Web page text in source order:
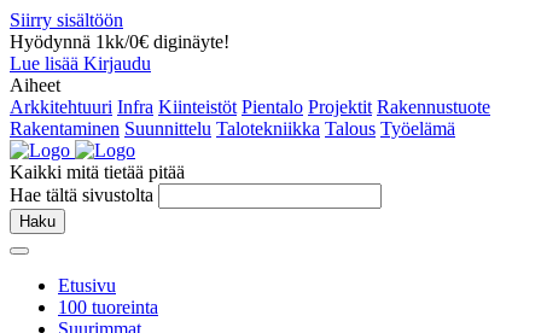
Siirry sisältöön
Hyödynnä 1kk/0€ diginäyte!
Lue lisää Kirjaudu
Aiheet
Arkkitehtuuri Infra Kiinteistöt Pientalo Projektit Rakennustuote
Rakentaminen Suunnittelu Talotekniikka Talous Työelämä
Kaikki mitä tietää pitää
Hae tältä sivustolta
Haku
Etusivu
100 tuoreinta
Suurimmat